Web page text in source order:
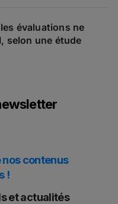
évaluations ne
selon une étude
nos contenus
!
et actualités